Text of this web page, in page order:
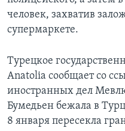
человек, захватив
супермаркете.
Турецкое
Anatolia сообщает со
иностранных дел
Бумедьен бежала в
8 января пересекла